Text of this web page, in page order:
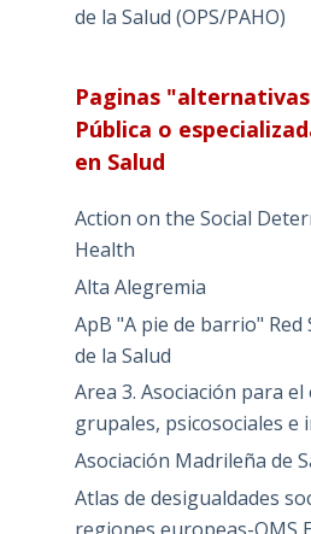
de la Salud (OPS/PAHO)
Paginas
Pública o
en Salud
Action on the Social
Health
Alta Alegremia
ApB "A pie de barrio" Red
de la Salud
Area 3. Asociación para
grupales, psicosociales e
Asociación Madrileña de
Atlas de desigualdades